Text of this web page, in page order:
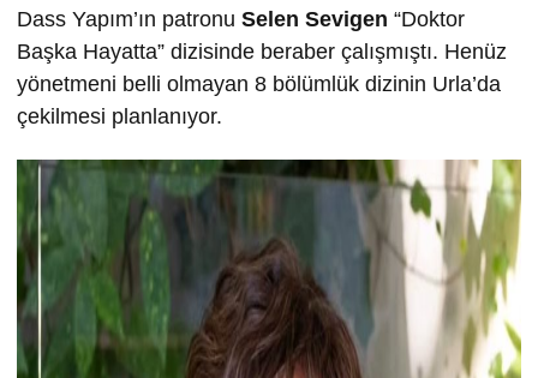
Dass Yapım’ın patronu Selen Sevigen “Doktor
Başka Hayatta” dizisinde beraber çalışmıştı. Henüz
yönetmeni belli olmayan 8 bölümlük dizinin Urla’da
çekilmesi planlanıyor.